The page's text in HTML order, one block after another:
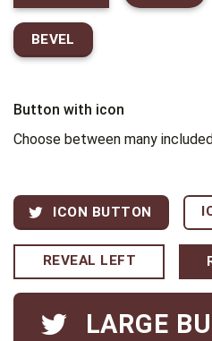
BEVEL
Button with icon
Choose between many
ICON BUTTON
REVEAL LEFT
LARGE